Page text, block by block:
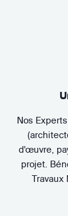
Nos
d'œuvre,
projet.